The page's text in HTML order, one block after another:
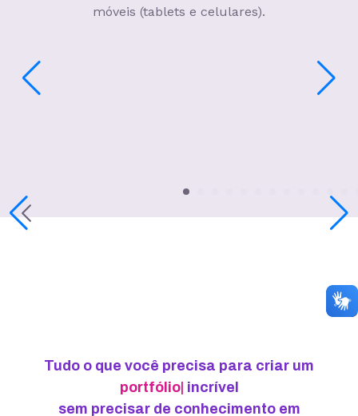
móveis (tablets e celulares).
Tudo o que você precisa para criar um
portfólio| incrível
sem precisar de conhecimento em